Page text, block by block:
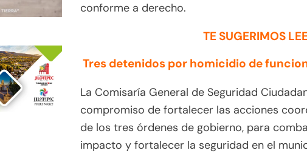
conforme a derecho.
TE SUGERIMOS
Tres detenidos por homicidio de
La Comisaría General de Seguridad
compromiso de fortalecer las acciones
de los tres órdenes de gobierno, para
impacto y fortalecer la seguridad en el